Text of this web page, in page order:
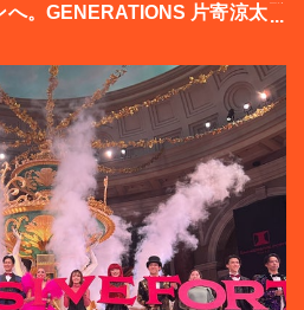
。GENERATIONS 片寄涼太登